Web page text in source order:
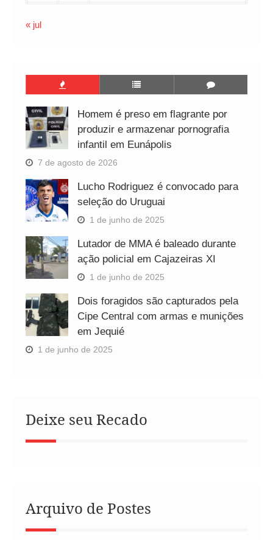
« jul
Homem é preso em flagrante por
produzir e armazenar pornografia
infantil em Eunápolis
7 de agosto de 2026
Lucho Rodriguez é convocado para
seleção do Uruguai
1 de junho de 2025
Lutador de MMA é baleado durante
ação policial em Cajazeiras XI
1 de junho de 2025
Dois foragidos são capturados pela
Cipe Central com armas e munições
em Jequié
1 de junho de 2025
Deixe seu Recado
Arquivo de Postes